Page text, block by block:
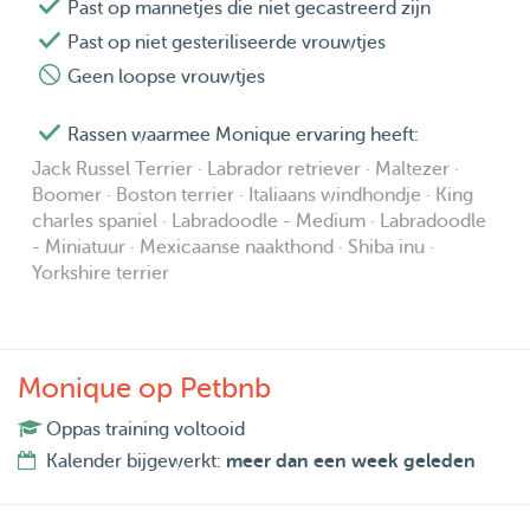
Past op mannetjes die niet gecastreerd zijn
Past op niet gesteriliseerde vrouwtjes
Geen loopse vrouwtjes
Rassen waarmee Monique ervaring heeft:
Jack Russel Terrier · Labrador retriever · Maltezer ·
Boomer · Boston terrier · Italiaans windhondje · King
charles spaniel · Labradoodle - Medium · Labradoodle
- Miniatuur · Mexicaanse naakthond · Shiba inu ·
Yorkshire terrier
Monique op Petbnb
Oppas training voltooid
Kalender bijgewerkt: meer dan een week geleden